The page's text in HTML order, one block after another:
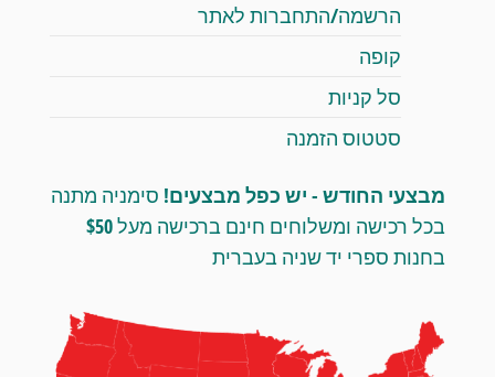
הרשמה/התחברות לאתר
קופה
סל קניות
סטטוס הזמנה
מבצעי החודש - יש כפל מבצעים! סימניה מתנה
בכל רכישה ומשלוחים חינם ברכישה מעל $50
בחנות ספרי יד שניה בעברית